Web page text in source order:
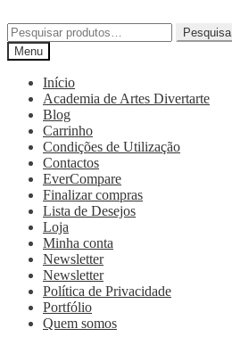
Pesquisa
Menu
Início
Academia de Artes Divertarte
Blog
Carrinho
Condições de Utilização
Contactos
EverCompare
Finalizar compras
Lista de Desejos
Loja
Minha conta
Newsletter
Newsletter
Política de Privacidade
Portfólio
Quem somos